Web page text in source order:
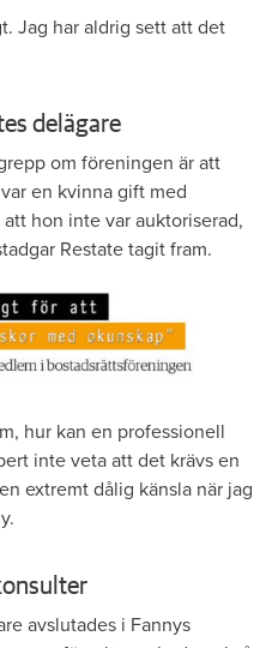
Jag har aldrig sett att det
delägare
om föreningen är att
en kvinna gift med
hon inte var auktoriserad,
Restate tagit fram.
hur kan en professionell
inte veta att det krävs en
extremt dålig känsla när jag
avslutades i Fannys